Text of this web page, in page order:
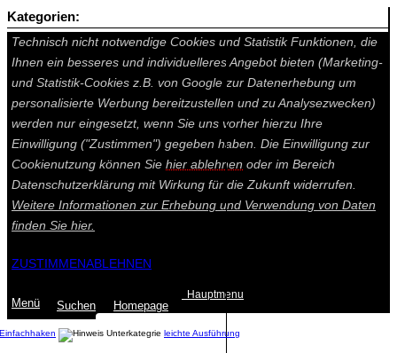
Auf dieser Seite werden technisch notwendige Cookies gesetzt.
Technisch nicht notwendige Cookies und Statistik Funktionen, die
Ihnen ein besseres und individuelleres Angebot bieten (Marketing-
und Statistik-Cookies z.B. von Google zur Datenerhebung um
personalisierte Werbung bereitzustellen und zu Analysezwecken)
werden nur eingesetzt, wenn Sie uns vorher hierzu Ihre
Einwilligung ("Zustimmen") gegeben haben. Die Einwilligung zur
Cookienutzung können Sie hier ablehnen oder im Bereich
Datenschutzerklärung mit Wirkung für die Zukunft widerrufen.
Weitere Informationen zur Erhebung und Verwendung von Daten
finden Sie hier.
ZUSTIMMENABLEHNEN
Menü Suchen Homepage
Hauptmenu
Einfachhaken leichte Ausführung
Kategorien: